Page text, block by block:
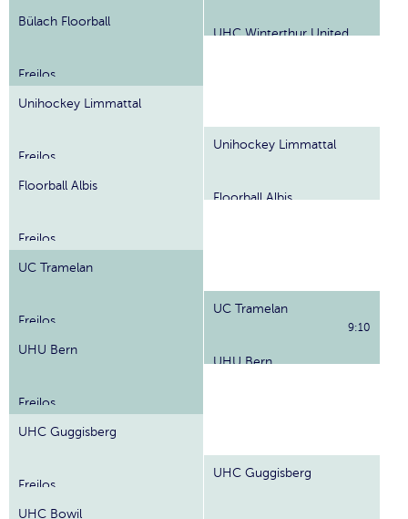
Bülach Floorball
Freilos
Unihockey Limmattal
Freilos
Floorball Albis
Freilos
UC Tramelan
Freilos
UHU Bern
Freilos
UHC Guggisberg
Freilos
UHC Bowil
UHC Winterthur United
Unihockey Limmattal
Floorball Albis
UC Tramelan
UHU Bern
9:10
UHC Guggisberg